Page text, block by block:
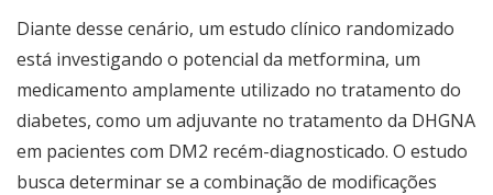
Diante desse cenário, um estudo clínico randomizado
está investigando o potencial da metformina, um
medicamento amplamente utilizado no tratamento do
diabetes, como um adjuvante no tratamento da DHGNA
em pacientes com DM2 recém-diagnosticado. O estudo
busca determinar se a combinação de modificações